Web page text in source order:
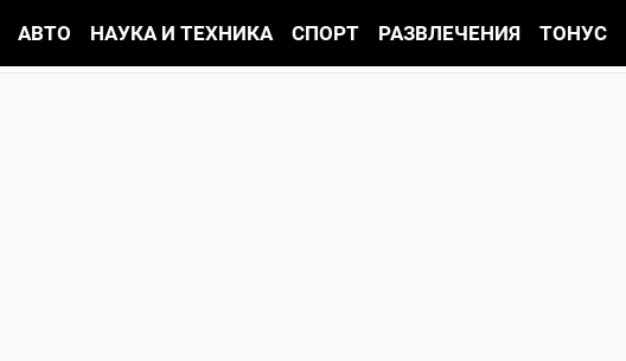
АВТО НАУКА И ТЕХНИКА СПОРТ РАЗВЛЕЧЕНИЯ ТОНУС